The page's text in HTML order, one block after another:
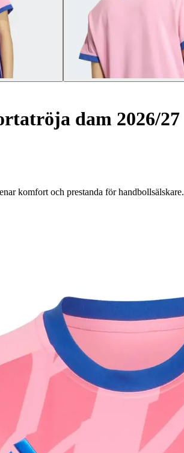
dam 2026/27
komfort och prestanda för handbollsälskare.